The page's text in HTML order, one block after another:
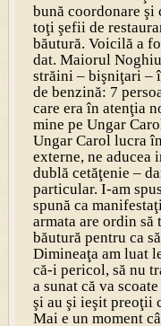
bună coordonare şi
toţi şefii de
băutură. Voicilă a
dat. Maiorul
străini – bişniţari –
de benzină: 7
care era în atenţia
mine pe Ungar
Ungar Carol lucra
externe, ne
dublă cetăţenie –
particular. I-am
spună ca
armata are ordin să
băutură pentru ca
Dimineaţa am luat
că-i pericol, să nu
a sunat că va
şi au şi ieşit preoţii
Mai e un moment